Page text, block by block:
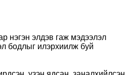
нэгэн элдэв гаж мэдээлэл
бодлыг илэрхиилж буй